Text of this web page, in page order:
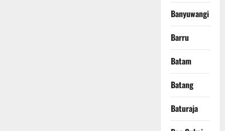
Banyuwangi
Barru
Batam
Batang
Baturaja